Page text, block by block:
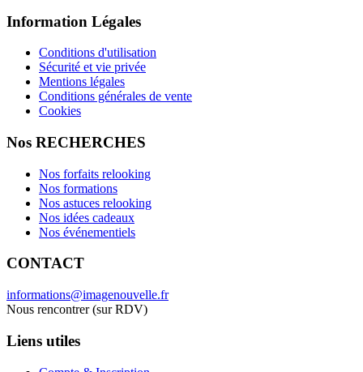
Information Légales
Conditions d'utilisation
Sécurité et vie privée
Mentions légales
Conditions générales de vente
Cookies
Nos RECHERCHES
Nos forfaits relooking
Nos formations
Nos astuces relooking
Nos idées cadeaux
Nos événementiels
CONTACT
informations@imagenouvelle.fr
Nous rencontrer (sur RDV)
Liens utiles